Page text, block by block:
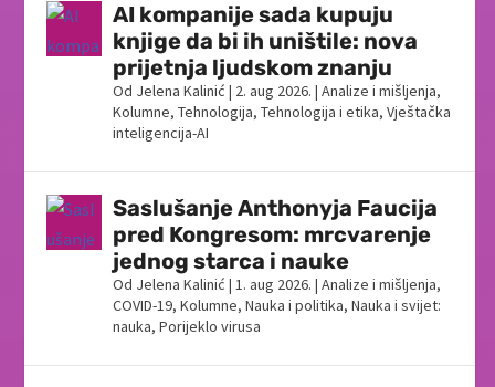
AI kompanije sada kupuju
knjige da bi ih uništile: nova
prijetnja ljudskom znanju
Od Jelena Kalinić | 2. aug 2026. |Analize i mišljenja,
Kolumne,Tehnologija,Tehnologija i etika,Vještačka
inteligencija-AI
Saslušanje Anthonyja Faucija
pred Kongresom: mrcvarenje
jednog starca i nauke
Od Jelena Kalinić |1. aug 2026. |Analize i mišljenja,
COVID-19,Kolumne,Nauka i politika,Nauka i svijet:
nauka,Porijeklo virusa